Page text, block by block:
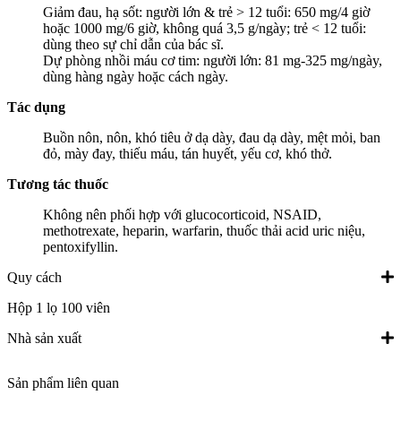
Giảm đau, hạ sốt: người lớn & trẻ > 12 tuổi: 650 mg/4 giờ
hoặc 1000 mg/6 giờ, không quá 3,5 g/ngày; trẻ < 12 tuổi:
dùng theo sự chỉ dẫn của bác sĩ.
Dự phòng nhồi máu cơ tim: người lớn: 81 mg-325 mg/ngày,
dùng hàng ngày hoặc cách ngày.
Tác dụng
Buồn nôn, nôn, khó tiêu ở dạ dày, đau dạ dày, mệt mỏi, ban
đỏ, mày đay, thiếu máu, tán huyết, yếu cơ, khó thở.
Tương tác thuốc
Không nên phối hợp với glucocorticoid, NSAID,
methotrexate, heparin, warfarin, thuốc thải acid uric niệu,
pentoxifyllin.
Quy cách
Hộp 1 lọ 100 viên
Nhà sản xuất
Sản phẩm liên quan